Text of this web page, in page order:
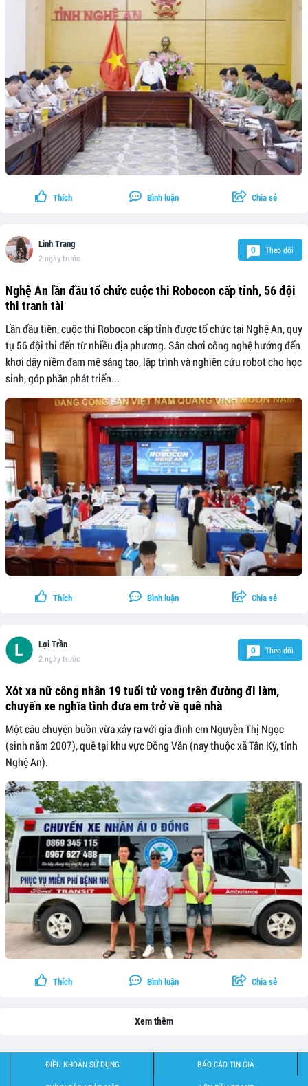
Thích Bình luận Chia sẻ
Linh Trang
2 ngày trước
0 Theo dõi
Nghệ An lần đầu tổ chức cuộc thi Robocon cấp tỉnh, 56 đội
thi tranh tài
Lần đầu tiên, cuộc thi Robocon cấp tỉnh được tổ chức tại Nghệ An, quy
tụ 56 đội thi đến từ nhiều địa phương. Sân chơi công nghệ hướng đến
khơi dậy niềm đam mê sáng tạo, lập trình và nghiên cứu robot cho học
sinh, góp phần phát triển...
Thích Bình luận Chia sẻ
Lợi Trần
2 ngày trước
0 Theo dõi
Xót xa nữ công nhân 19 tuổi tử vong trên đường đi làm,
chuyến xe nghĩa tình đưa em trở về quê nhà
Một câu chuyện buồn vừa xảy ra với gia đình em Nguyễn Thị Ngọc
(sinh năm 2007), quê tại khu vực Đồng Văn (nay thuộc xã Tân Kỳ, tỉnh
Nghệ An).
Thích Bình luận Chia sẻ
Xem thêm
ĐIỀU KHOẢN SỬ DỤNG BÁO CÁO TIN GIẢ